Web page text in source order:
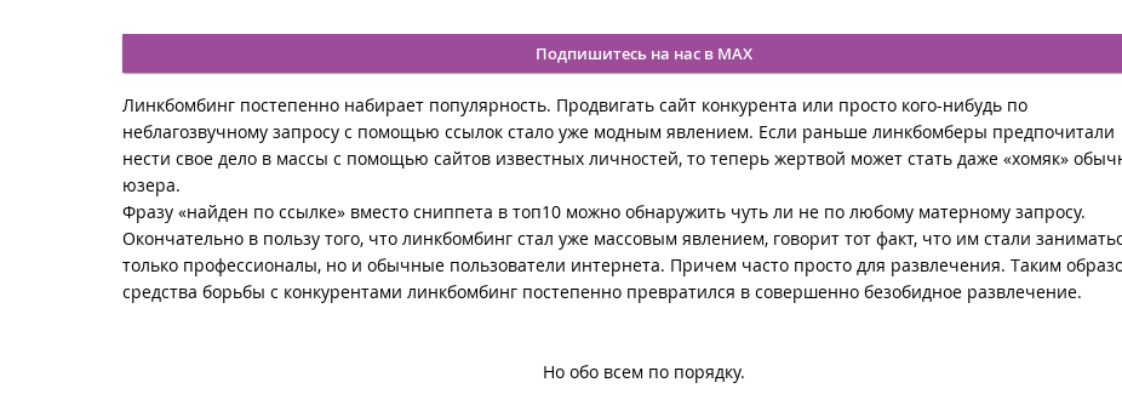
Подпишитесь на нас в MAX
Линкбомбинг постепенно набирает популярность. Продвигать сайт конкурента или просто кого-нибудь по
неблагозвучному запросу с помощью ссылок стало уже модным явлением. Если раньше линкбомберы предпочитали
нести свое дело в массы с помощью сайтов известных личностей, то теперь жертвой может стать даже «хомяк»
юзера.
Фразу «найден по ссылке» вместо сниппета в топ10 можно обнаружить чуть ли не по любому матерному запросу.
Окончательно в пользу того, что линкбомбинг стал уже массовым явлением, говорит тот факт, что им стали
только профессионалы, но и обычные пользователи интернета. Причем часто просто для развлечения. Таким
средства борьбы с конкурентами линкбомбинг постепенно превратился в совершенно безобидное развлечение.
Но обо всем по порядку.